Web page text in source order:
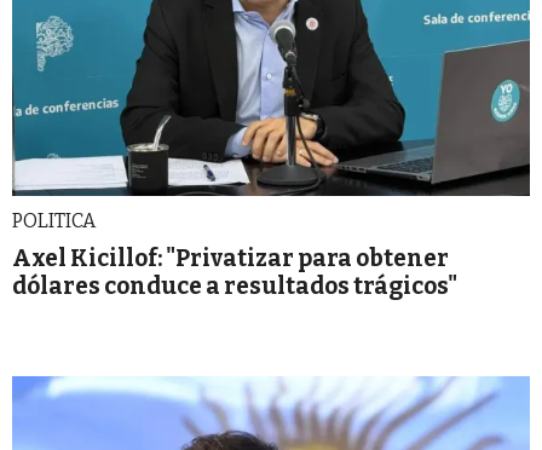
POLITICA
Axel Kicillof: "Privatizar para obtener
dólares conduce a resultados trágicos"